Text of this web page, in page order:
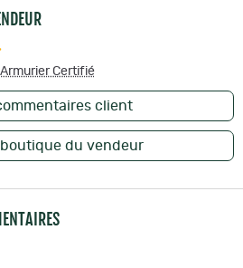
Armurier Certifié
client
du vendeur